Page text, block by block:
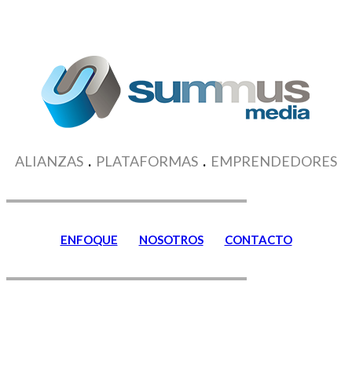
ALIANZAS . PLATAFORMAS . EMPRENDEDORES
ENFOQUE NOSOTROS CONTACTO